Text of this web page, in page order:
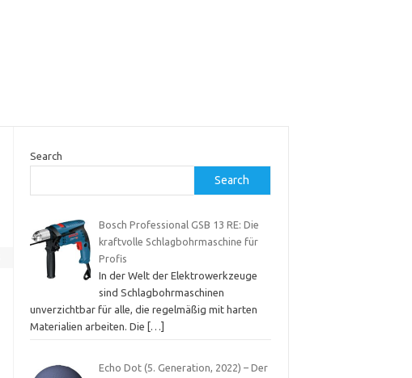
Search
Search
Bosch Professional GSB 13 RE: Die
kraftvolle Schlagbohrmaschine für
Profis
In der Welt der Elektrowerkzeuge
sind Schlagbohrmaschinen
unverzichtbar für alle, die regelmäßig mit harten
Materialien arbeiten. Die
[…]
Echo Dot (5. Generation, 2022) – Der